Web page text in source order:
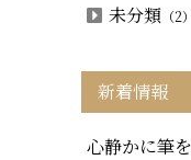
未分類（2）
新着情報
心静かに筆